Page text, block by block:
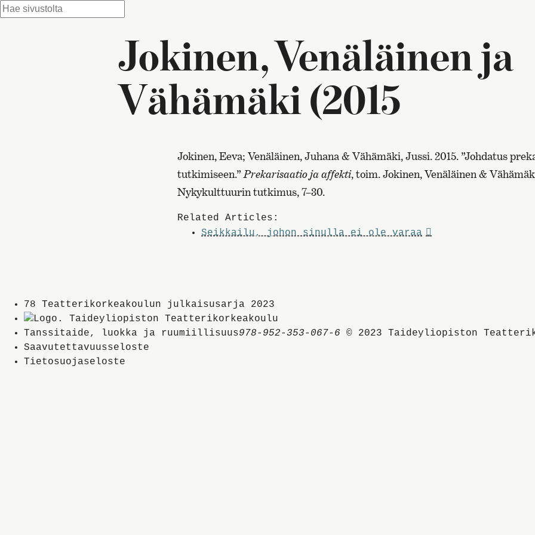
Jokinen, Venäläinen ja
Vähämäki (2015
Jokinen, Eeva; Venäläinen, Juhana & Vähämäki, Jussi. 2015. ”Johdatus
tutkimiseen.” Prekarisaatio ja affekti, toim. Jokinen, Venäläinen &
Nykykulttuurin tutkimus, 7–30.
Related Articles:
Seikkailu, johon sinulla ei ole varaa
Seuraavalle
sivulle
Edelliselle
sivulle
78 Teatterikorkeakoulun julkaisusarja
2023
sivuille
Tanssitaide, luokka ja ruumiillisuus978-952-353-067-6
© 2023 Taideyliopiston
Saavutettavuusseloste
Tietosuojaseloste